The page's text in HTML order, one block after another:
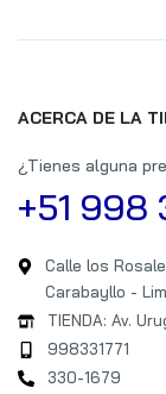
ACERCA DE LA
¿Tienes alguna
+51 998
Calle los
Carabayllo -
TIENDA: Av.
998331771
330-1679